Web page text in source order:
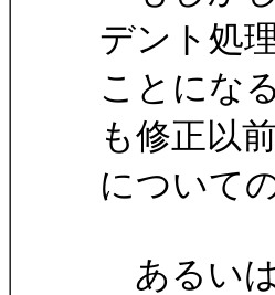
デント処
ことにな
も修正以
について
あるい